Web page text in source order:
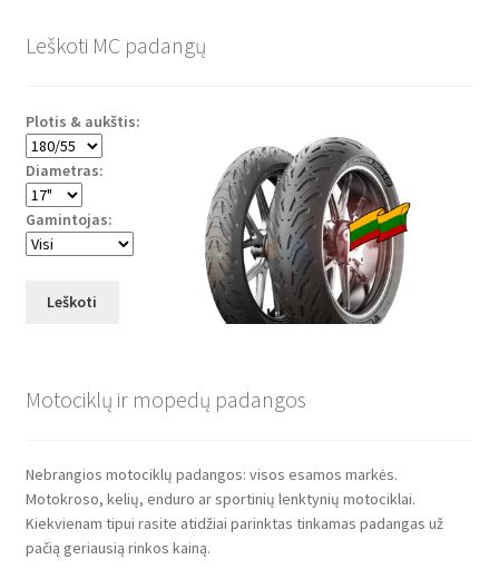
Leškoti MC padangų
Plotis & aukštis:
Diametras:
Gamintojas:
Leškoti
Motociklų ir mopedų padangos
Nebrangios motociklų padangos: visos esamos markės.
Motokroso, kelių, enduro ar sportinių lenktynių motociklai.
Kiekvienam tipui rasite atidžiai parinktas tinkamas padangas už
pačią geriausią rinkos kainą.